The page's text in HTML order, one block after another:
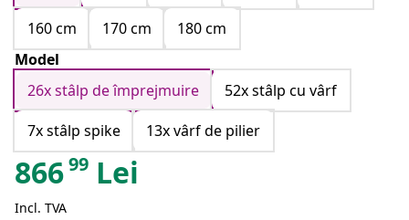
160 cm
170 cm
180 cm
Model
26x stâlp de împrejmuire
52x stâlp cu vârf
7x stâlp spike
13x vârf de pilier
86699 Lei
Incl. TVA